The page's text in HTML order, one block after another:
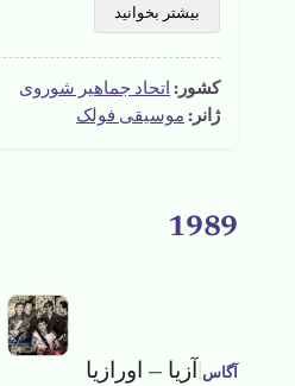
بیشتر بخوانید
کشور: اتحاد جماهیر شوروی
ژانر: موسیقی فولک
1989
آگاس آزیا — اورازیا